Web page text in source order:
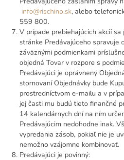
info@rischino.sk, alebo
559 800.
V prípade prebiehajúcich akcií
stránke Predávajúceho spravuje
záväznými podmienkami
objedná Tovar v rozpore s
Predávajúci je oprávnený
stornovaní Objednávky bude
prostredníctvom e-mailu a v
jej časti mu budú tieto finančné
14 kalendárnych dní na ním
Predávajúcim nedohodne inak.
vypredania zásob, pokiaľ nie je
nemožno vzájomne kombinovať.
Predávajúci je povinný: